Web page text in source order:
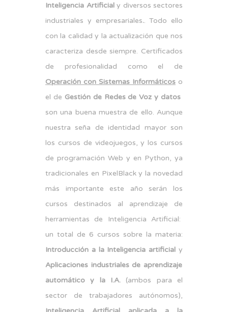
Inteligencia Artificial y diversos sectores
industriales y empresariales.. Todo ello
con la calidad y la actualización que nos
caracteriza desde siempre. Certificados
de profesionalidad como el de
Operación con Sistemas Informáticos o
el de Gestión de Redes de Voz y datos
son una buena muestra de ello. Aunque
nuestra seña de identidad mayor son
los cursos de videojuegos, y los cursos
de programación Web y en Python, ya
tradicionales en PixelBlack y la novedad
más importante este año serán los
cursos destinados al aprendizaje de
herramientas de Inteligencia Artificial:
un total de 6 cursos sobre la materia:
Introducción a la Inteligencia artificial y
Aplicaciones industriales de aprendizaje
automático y la I.A. (ambos para el
sector de trabajadores autónomos),